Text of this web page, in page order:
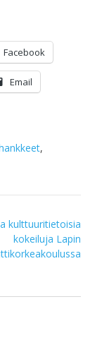
Facebook
Email
,
kulttuuritietoisia
kokeiluja Lapin